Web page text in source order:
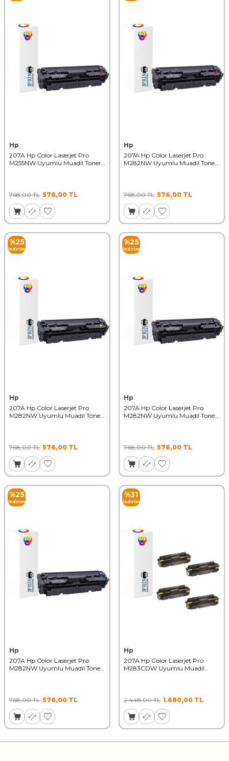
Hp
207A Hp Color Laserjet Pro
M255NW Uyumlu Muadil Toner
768,00TL 576,00 TL
Hp
207A Hp Color Laserjet Pro
M282NW Uyumlu Muadil Toner
768,00TL 576,00 TL
%25
İndirim
Hp
207A Hp Color Laserjet Pro
M282NW Uyumlu Muadil Toner
768,00TL 576,00 TL
%25
İndirim
Hp
207A Hp Color Laserjet Pro
M282NW Uyumlu Muadil Toner
768,00TL 576,00 TL
%25
İndirim
Hp
207A Hp Color Laserjet Pro
M282NW Uyumlu Muadil Toner
768,00TL 576,00 TL
%31
İndirim
Hp
207A Hp Color Laserjet Pro
M283CDW Uyumlu Muadil
2.448,00TL 1.680,00 TL